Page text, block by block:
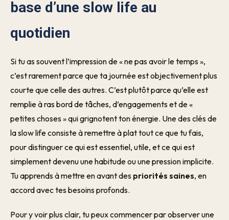
base d’une slow life au
quotidien
Si tu as souvent l’impression de « ne pas avoir le temps »,
c’est rarement parce que ta journée est objectivement plus
courte que celle des autres. C’est plutôt parce qu’elle est
remplie à ras bord de tâches, d’engagements et de «
petites choses » qui grignotent ton énergie. Une des clés de
la slow life consiste à remettre à plat tout ce que tu fais,
pour distinguer ce qui est essentiel, utile, et ce qui est
simplement devenu une habitude ou une pression implicite.
Tu apprends à mettre en avant des priorités saines, en
accord avec tes besoins profonds.
Pour y voir plus clair, tu peux commencer par observer une